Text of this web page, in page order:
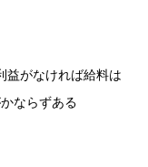
益がなければ給料は
ならずある